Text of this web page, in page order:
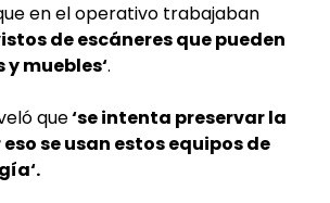
en el operativo trabajaban
de escáneres que pueden
muebles‘.
que‘se intenta preservar la
se usan estos equipos de